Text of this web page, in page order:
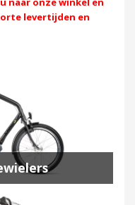
levertijden en